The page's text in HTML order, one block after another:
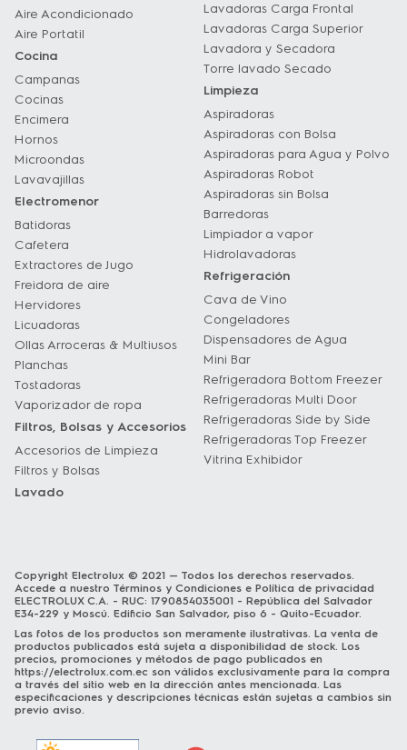
Aire Acondicionado
Aire Portatil
Cocina
Campanas
Cocinas
Encimera
Hornos
Microondas
Lavavajillas
Electromenor
Batidoras
Cafetera
Extractores de Jugo
Freidora de aire
Hervidores
Licuadoras
Ollas Arroceras & Multiusos
Planchas
Tostadoras
Vaporizador de ropa
Filtros, Bolsas y Accesorios
Accesorios de Limpieza
Filtros y Bolsas
Lavado
Lavadoras Carga Frontal
Lavadoras Carga Superior
Lavadora y Secadora
Torre lavado Secado
Limpieza
Aspiradoras
Aspiradoras con Bolsa
Aspiradoras para Agua y Polvo
Aspiradoras Robot
Aspiradoras sin Bolsa
Barredoras
Limpiador a vapor
Hidrolavadoras
Refrigeración
Cava de Vino
Congeladores
Dispensadores de Agua
Mini Bar
Refrigeradora Bottom Freezer
Refrigeradoras Multi Door
Refrigeradoras Side by Side
Refrigeradoras Top Freezer
Vitrina Exhibidor
Copyright Electrolux © 2021 — Todos los derechos reservados.
Accede a nuestro Términos y Condiciones e Política de privacidad
ELECTROLUX C.A. - RUC: 1790854035001 - República del Salvador
E34-229 y Moscú. Edificio San Salvador, piso 6 - Quito-Ecuador.
Las fotos de los productos son meramente ilustrativas. La venta de
productos publicados está sujeta a disponibilidad de stock. Los
precios, promociones y métodos de pago publicados en
https://electrolux.com.ec son válidos exclusivamente para la compra
a través del sitio web en la dirección antes mencionada. Las
especificaciones y descripciones técnicas están sujetas a cambios sin
previo aviso.